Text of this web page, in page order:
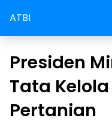
ATBI
Presiden
Tata
Pertanian